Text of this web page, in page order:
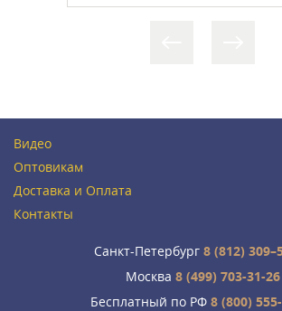
Видео
Оптовикам
Доставка и Оплата
Контакты
Санкт-Петербург8 (812)
Москва 8 (499) 703-31-26
Бесплатный по РФ8 (800)